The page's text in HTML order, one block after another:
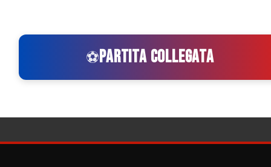
⚽PARTITA COLLEGATA